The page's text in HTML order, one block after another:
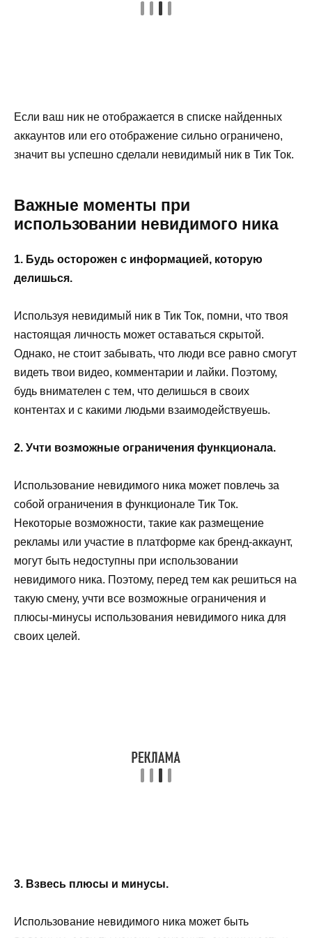
Если ваш ник не отображается в списке найденных
аккаунтов или его отображение сильно ограничено,
значит вы успешно сделали невидимый ник в Тик Ток.
Важные моменты при
использовании невидимого ника
1. Будь осторожен с информацией, которую
делишься.
Используя невидимый ник в Тик Ток, помни, что твоя
настоящая личность может оставаться скрытой.
Однако, не стоит забывать, что люди все равно смогут
видеть твои видео, комментарии и лайки. Поэтому,
будь внимателен с тем, что делишься в своих
контентах и с какими людьми взаимодействуешь.
2. Учти возможные ограничения функционала.
Использование невидимого ника может повлечь за
собой ограничения в функционале Тик Ток.
Некоторые возможности, такие как размещение
рекламы или участие в платформе как бренд-аккаунт,
могут быть недоступны при использовании
невидимого ника. Поэтому, перед тем как решиться на
такую смену, учти все возможные ограничения и
плюсы-минусы использования невидимого ника для
своих целей.
3. Взвесь плюсы и минусы.
Использование невидимого ника может быть